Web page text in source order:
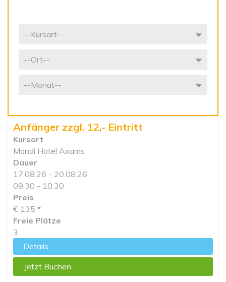
Anfänger zzgl. 12,- Eintritt
Kursort
Mondi Hotel Axams
Dauer
17.08.26 - 20.08.26
09:30 - 10:30
Preis
€ 135 *
Freie Plätze
3
Details
Jetzt Buchen